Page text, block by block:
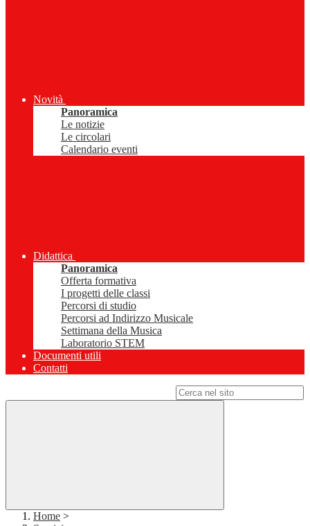
Novità
Panoramica
Le notizie
Le circolari
Calendario eventi
Didattica
Panoramica
Offerta formativa
I progetti delle classi
Percorsi di studio
Percorsi ad Indirizzo Musicale
Settimana della Musica
Laboratorio STEM
Documenti utili
Contatti
Home >